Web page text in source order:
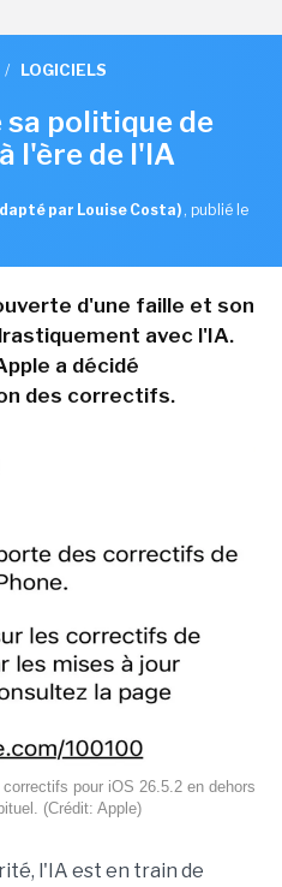
/ LOGICIELS
politique de
l'ère de l'IA
par Louise Costa) , publié le
d'une faille et son
avec l'IA.
a décidé
des correctifs.
pour iOS 26.5.2 en dehors
(Crédit: Apple)
l'IA est en train de